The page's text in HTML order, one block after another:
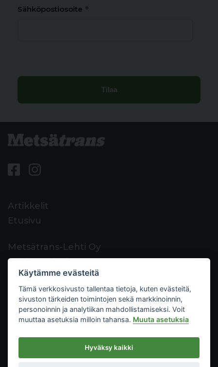
Sähköpostiosoite *
Artikkelit
Etusivu
Metsätrans-Lehti Oy
Asiakaspalvelu
Yhteystiedot
Palaute
Mediakortti
Metsätrans-Lehti Oy
2026
Tietosuoja
Käytämme evästeitä
Tämä verkkosivusto tallentaa tietoja, kuten evästeitä,
sivuston tärkeiden toimintojen sekä markkinoinnin,
personoinnin ja analytiikan mahdollistamiseksi. Voit
muuttaa asetuksia milloin tahansa. Muuta asetuksia
Hyväksy kaikki